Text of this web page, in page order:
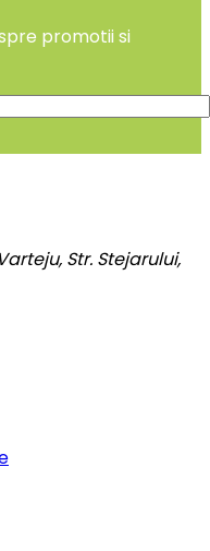
promotii si
Str. Stejarului,